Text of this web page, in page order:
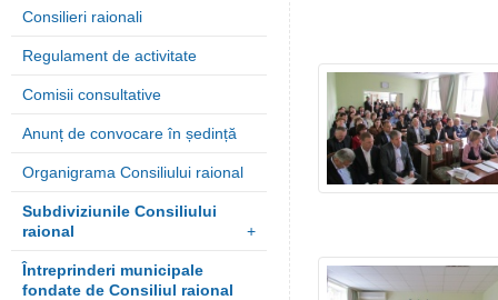
Consilieri raionali
Regulament de activitate
Comisii consultative
Anunț de convocare în ședință
Organigrama Consiliului raional
Subdiviziunile Consiliului
raional
+
Întreprinderi municipale
fondate de Consiliul raional